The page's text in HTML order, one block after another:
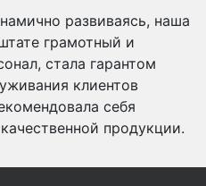
развиваясь, наша
грамотный и
стала гарантом
клиентов
себя
продукции.